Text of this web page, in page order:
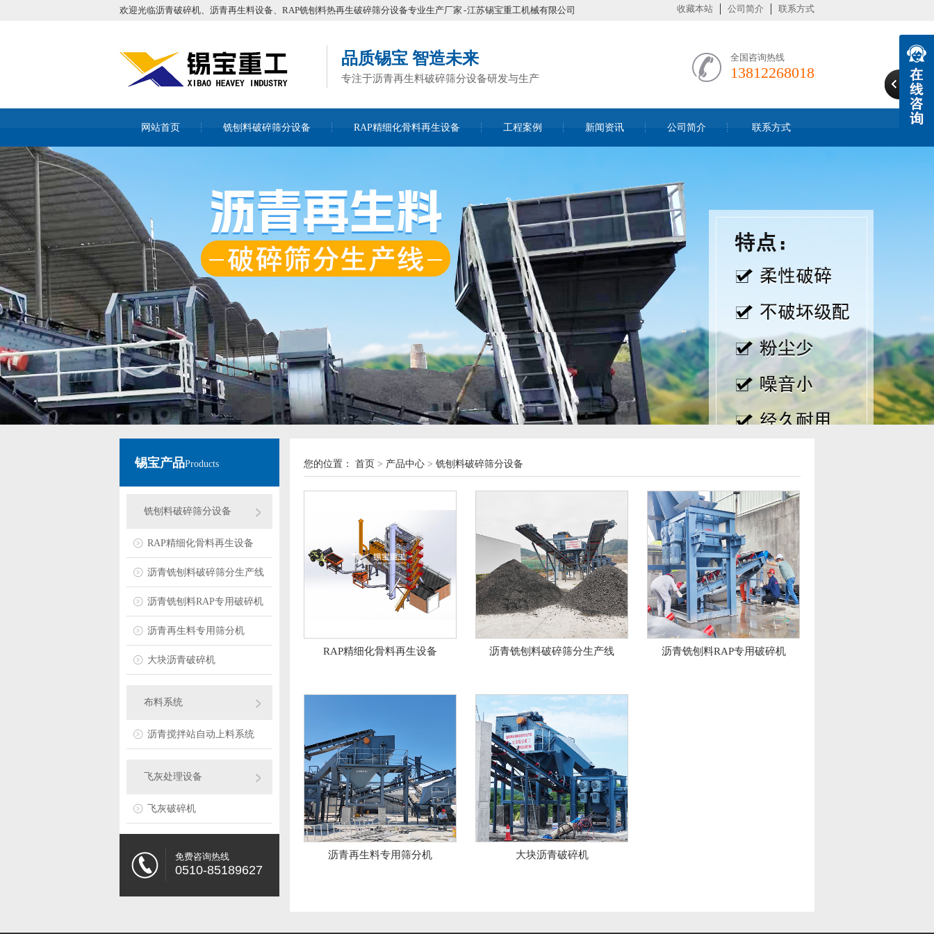
欢迎光临沥青破碎机、沥青再生料设备、RAP铣刨料热再生破碎筛分设备专业生产厂家 - 江苏锡宝重工机械有限公司 收藏本站 公司简介 联系方式
品质锡宝 智造未来
专注于沥青再生料破碎筛分设备研发与生产
全国咨询热线
13812268018
网站首页 铣刨料破碎筛分设备 RAP精细化骨料再生设备 工程案例 新闻资讯 公司简介 联系方式
锡宝产品Products
铣刨料破碎筛分设备
RAP精细化骨料再生设备
沥青铣刨料破碎筛分生产线
沥青铣刨料RAP专用破碎机
沥青再生料专用筛分机
大块沥青破碎机
布料系统
沥青搅拌站自动上料系统
飞灰处理设备
飞灰破碎机
免费咨询热线
0510-85189627
您的位置： 首页 > 产品中心 > 铣刨料破碎筛分设备
RAP精细化骨料再生设备 沥青铣刨料破碎筛分生产线 沥青铣刨料RAP专用破碎机
沥青再生料专用筛分机 大块沥青破碎机